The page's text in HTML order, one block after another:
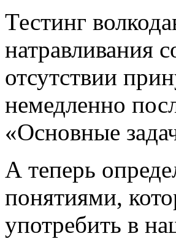
Тестинг
натравливания
отсутствии
немедленно
«Основные
А теперь
понятиями,
употребить в